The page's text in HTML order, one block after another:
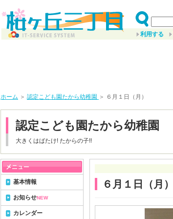
利用する
ホーム ＞ 認定こども園たから幼稚園 ＞ ６月１日（月）
認定こども園たから幼稚園
大きくはばたけ! たからの子!!
６月１日（月）
基本情報
お知らせNEW
カレンダー